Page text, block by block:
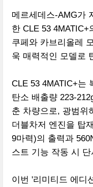
메르세데스-AMG가
한 CLE 53
쿠페와 카브리올레
욱 매력적인 모델로
CLE 53 4MATIC+는
탄소 배출량 223-
춘 차량으로, 광범위
더블차저 엔진을 탑
9마력)의 출력과
스트 기능 작동 시
이번 '리미티드 에디